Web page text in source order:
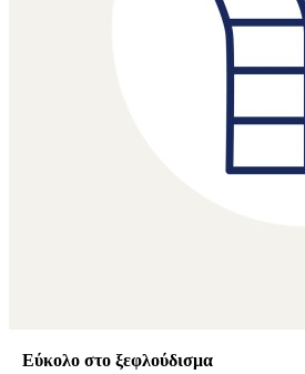
Εύκολο στο ξεφλούδισμα